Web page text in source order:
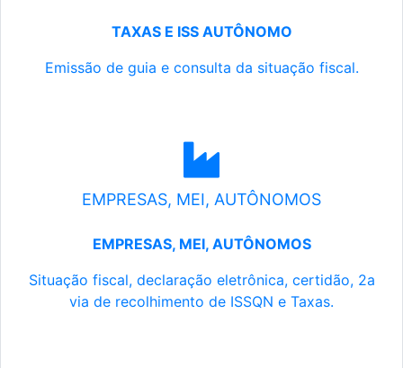
TAXAS E ISS AUTÔNOMO
Emissão de guia e consulta da situação fiscal.
EMPRESAS, MEI, AUTÔNOMOS
EMPRESAS, MEI, AUTÔNOMOS
Situação fiscal, declaração eletrônica, certidão, 2a
via de recolhimento de ISSQN e Taxas.